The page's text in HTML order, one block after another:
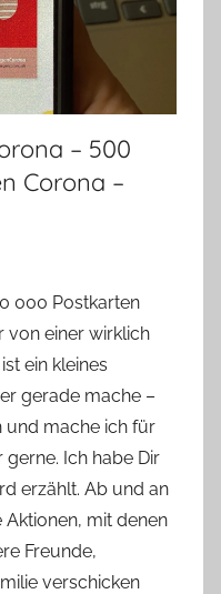
– 500
Corona –
000 Postkarten
von einer wirklich
ein kleines
gerade mache –
und mache ich für
Ich habe Dir
erzählt. Ab und an
mit denen
Freunde,
verschicken